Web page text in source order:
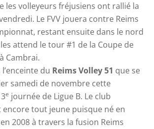
les volleyeurs fréjusiens ont rallié la
Le FVV jouera contre Reims
restant ensuite dans le nord
attend le tour #1 de la Coupe de
Cambrai.
l’enceinte du Reims Volley 51 que se
samedi de novembre cette
e journée de Ligue B. Le club
encore tout jeune puisque né en
2008 à travers la fusion Reims